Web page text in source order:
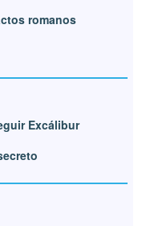
romanos
Excálibur